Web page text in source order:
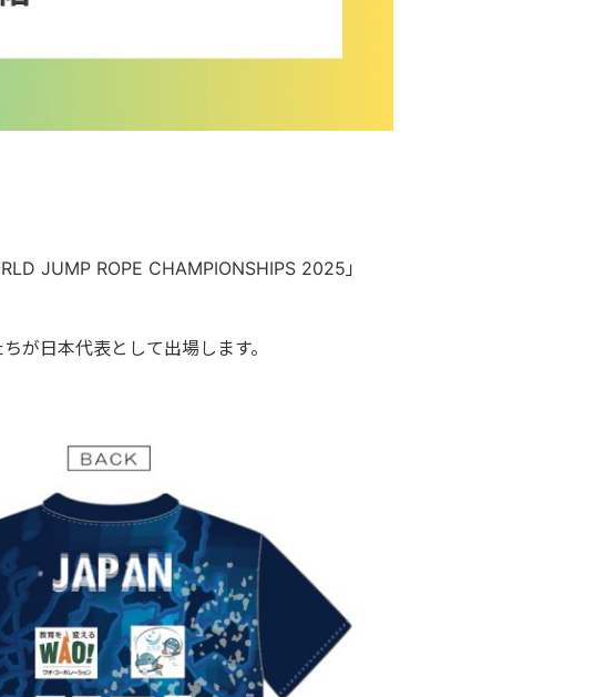
JUMP ROPE CHAMPIONSHIPS 2025」
が日本代表として出場します。